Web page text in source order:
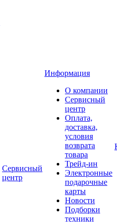
Сервисный
центр
Информация
О компании
Сервисный
центр
Оплата,
доставка,
условия
возврата
товара
Трейд-ин
Электронные
подарочные
карты
Новости
Подборки
техники